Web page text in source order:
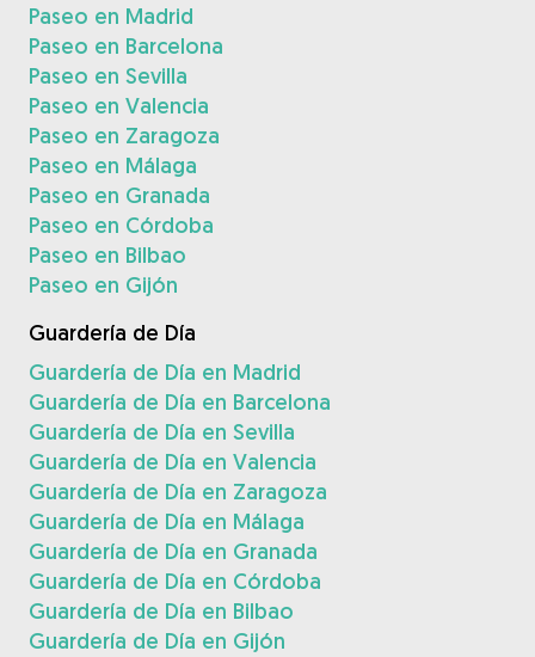
Paseo en Madrid
Paseo en Barcelona
Paseo en Sevilla
Paseo en Valencia
Paseo en Zaragoza
Paseo en Málaga
Paseo en Granada
Paseo en Córdoba
Paseo en Bilbao
Paseo en Gijón
Guardería de Día
Guardería de Día en Madrid
Guardería de Día en Barcelona
Guardería de Día en Sevilla
Guardería de Día en Valencia
Guardería de Día en Zaragoza
Guardería de Día en Málaga
Guardería de Día en Granada
Guardería de Día en Córdoba
Guardería de Día en Bilbao
Guardería de Día en Gijón